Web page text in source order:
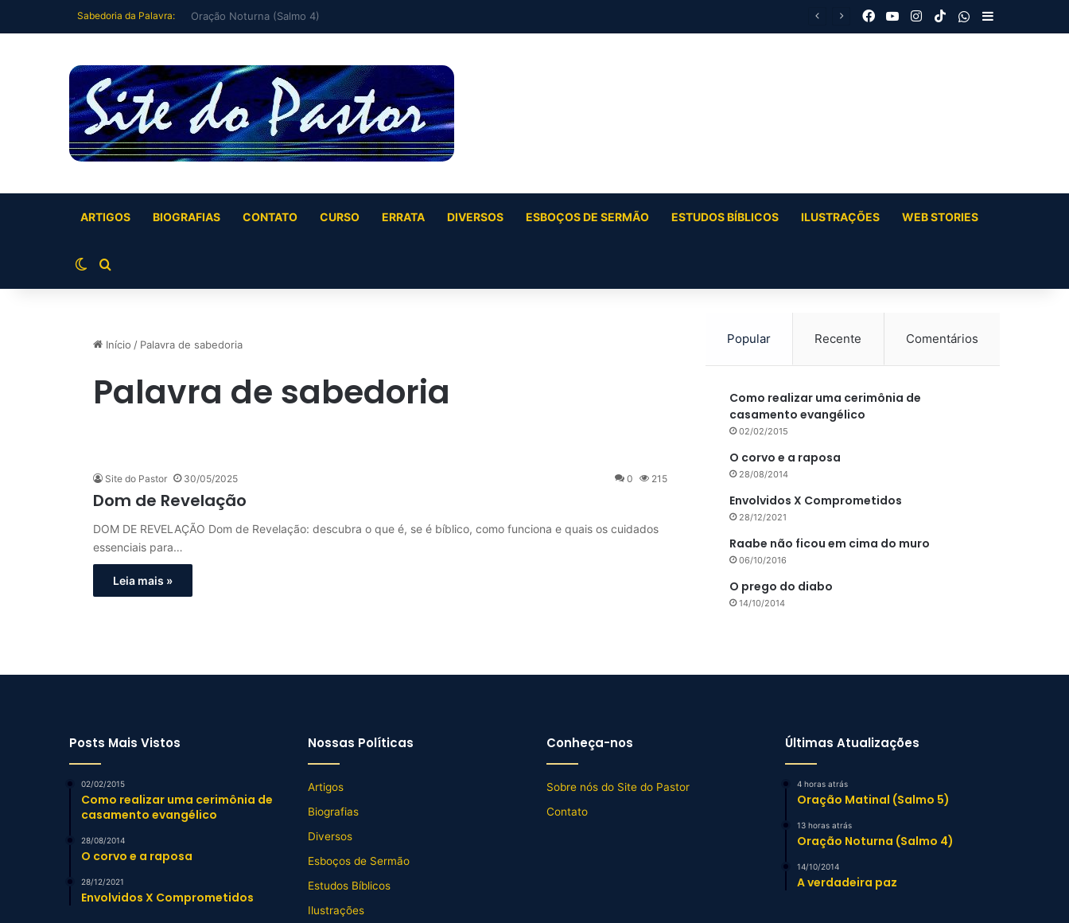
Sabedoria da Palavra: Eu me deitei e dormi (Salmo 3) Facebook
YouTubeInstagram
TikTokWhatsApp
Barra Lateral
ARTIGOS BIOGRAFIAS CONTATO CURSO ERRATA DIVERSOS ESBOÇOS DE SERMÃO ESTUDOS BÍBLICOS ILUSTRAÇÕES WEB STORIES
Switch skin
Buscar por
Início / Palavra de sabedoria
Palavra de sabedoria
Site do Pastor 30/05/2025 0 215
Dom de Revelação
DOM DE REVELAÇÃO Dom de Revelação: descubra o que é, se é bíblico, como funciona e quais os cuidados
essenciais para…
Leia mais »
Popular Recente Comentários
Como realizar uma cerimônia de
casamento evangélico
02/02/2015
O corvo e a raposa
28/08/2014
Envolvidos X Comprometidos
28/12/2021
Raabe não ficou em cima do muro
06/10/2016
O prego do diabo
14/10/2014
Posts Mais Vistos
02/02/2015
Como realizar uma cerimônia de
casamento evangélico
28/08/2014
O corvo e a raposa
28/12/2021
Envolvidos X Comprometidos
Nossas Políticas
Artigos
Biografias
Diversos
Esboços de Sermão
Estudos Bíblicos
Ilustrações
Conheça-nos
Sobre nós do Site do Pastor
Contato
Últimas Atualizações
4 horas atrás
Oração Matinal (Salmo 5)
13 horas atrás
Oração Noturna (Salmo 4)
14/10/2014
A verdadeira paz